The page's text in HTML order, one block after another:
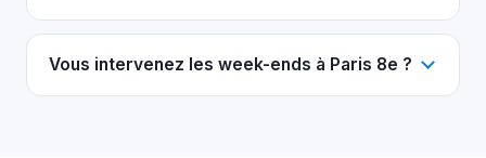
Vous intervenez les week-ends à Paris 8e ?